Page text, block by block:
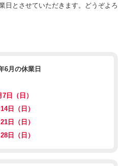
日とさせていただきます。どうぞよろ
6月の休業日
7日（日）
日（日）
日（日）
日（日）